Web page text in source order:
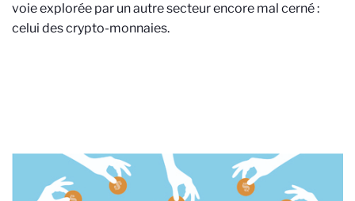
voie explorée par un autre secteur encore mal cerné :
celui des crypto-monnaies.